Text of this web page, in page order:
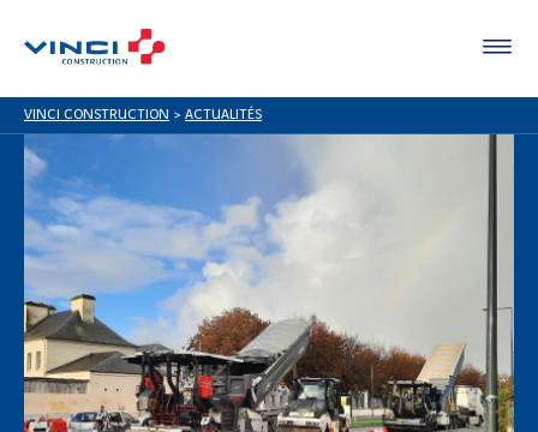
VINCI CONSTRUCTION > ACTUALITÉS